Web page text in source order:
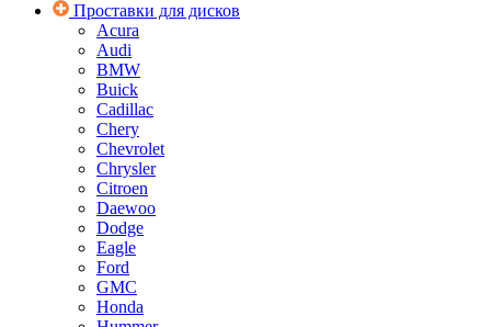
Проставки для дисков
Acura
Audi
BMW
Buick
Cadillac
Chery
Chevrolet
Chrysler
Citroen
Daewoo
Dodge
Eagle
Ford
GMC
Honda